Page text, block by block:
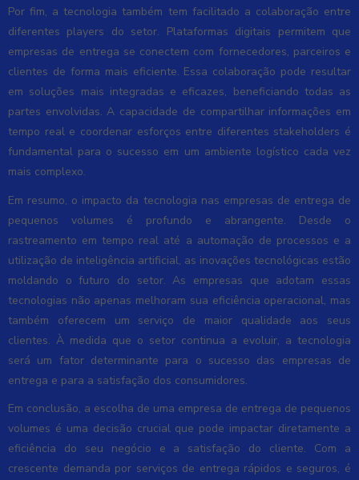
Por fim, a tecnologia também tem facilitado a colaboração entre
diferentes players do setor. Plataformas digitais permitem que
empresas de entrega se conectem com fornecedores, parceiros e
clientes de forma mais eficiente. Essa colaboração pode resultar
em soluções mais integradas e eficazes, beneficiando todas as
partes envolvidas. A capacidade de compartilhar informações em
tempo real e coordenar esforços entre diferentes stakeholders é
fundamental para o sucesso em um ambiente logístico cada vez
mais complexo.
Em resumo, o impacto da tecnologia nas empresas de entrega de
pequenos volumes é profundo e abrangente. Desde o
rastreamento em tempo real até a automação de processos e a
utilização de inteligência artificial, as inovações tecnológicas estão
moldando o futuro do setor. As empresas que adotam essas
tecnologias não apenas melhoram sua eficiência operacional, mas
também oferecem um serviço de maior qualidade aos seus
clientes. À medida que o setor continua a evoluir, a tecnologia
será um fator determinante para o sucesso das empresas de
entrega e para a satisfação dos consumidores.
Em conclusão, a escolha de uma empresa de entrega de pequenos
volumes é uma decisão crucial que pode impactar diretamente a
eficiência do seu negócio e a satisfação do cliente. Com a
crescente demanda por serviços de entrega rápidos e seguros, é